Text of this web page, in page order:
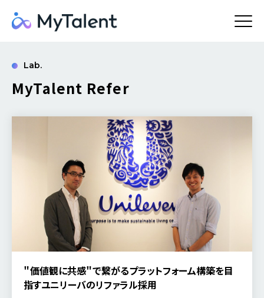
Lab.
MyTalent Refer
＂価値観に共感＂で繋がるプラットフォーム構築を目
指すユニリーバのリファラル採用